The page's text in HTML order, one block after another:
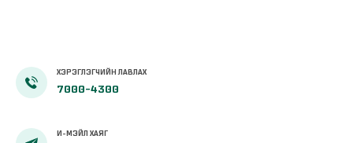
ХЭРЭГЛЭГЧИЙН ЛАВЛАХ
7000-4300
И-МЭЙЛ ХАЯГ